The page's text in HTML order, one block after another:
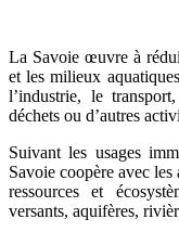
La Savoie œuvre à
et les milieux
l’industrie, le
déchets ou d’autres
Suivant les usages
Savoie coopère avec
ressources et
versants, aquifères,